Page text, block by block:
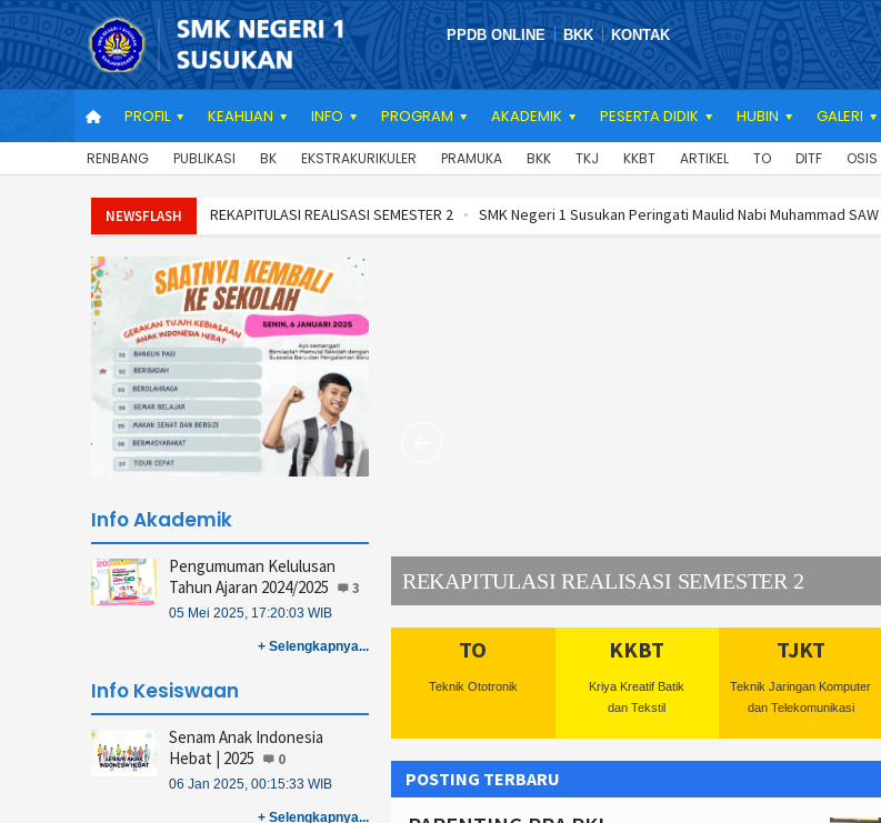
PPDB ONLINE BKK KONTAK
PROFIL KEAHLIAN INFO PROGRAM AKADEMIK PESERTA DIDIK HUBIN GALERI
RENBANG PUBLIKASI BK EKSTRAKURIKULER PRAMUKA BKK TKJ KKBT ARTIKEL TO DITF OSIS
NEWSFLASH
REKAPITULASI REALISASI SEMESTER 2 SMK Negeri 1 Susukan Peringati Maulid Nabi Muhammad SAW 1447 H
PARENTING
PARENTING PRA PKL
REKAPITULASI REALISASI PENGGUNAAN DANA BOSP
TO SCHOOL REKAPITULASI REALISASI SEMESTER 2
TO
Teknik Ototronik
KKBT
Kriya Kreatif Batik
dan Tekstil
TJKT
Teknik Jaringan Komputer
dan Telekomunikasi
POSTING TERBARU
Info Akademik
Pengumuman Kelulusan
Tahun Ajaran 2024/2025
3
05 Mei 2025, 17:20:03 WIB
+ Selengkapnya...
Info Kesiswaan
Senam Anak Indonesia
Hebat | 2025
0
06 Jan 2025, 00:15:33 WIB
+ Selengkapnya...